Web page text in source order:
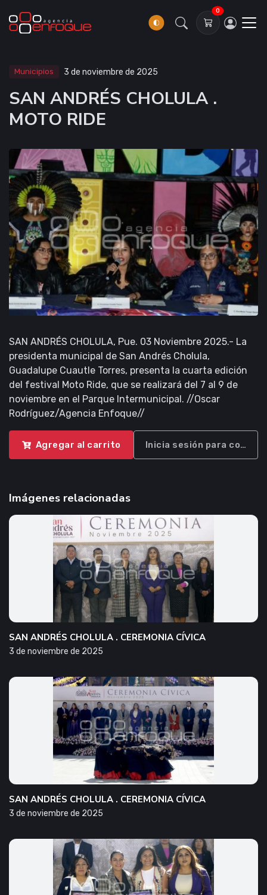
0
Municipios 3 de noviembre de 2025
SAN ANDRÉS CHOLULA .
MOTO RIDE
SAN ANDRÉS CHOLULA, Pue. 03 Noviembre 2025.- La
presidenta municipal de San Andrés Cholula,
Guadalupe Cuautle Torres, presenta la cuarta edición
del festival Moto Ride, que se realizará del 7 al 9 de
noviembre en el Parque Intermunicipal. //Oscar
Rodríguez/Agencia Enfoque//
Agregar al carrito Inicia sesión para
Imágenes relacionadas
SAN ANDRÉS CHOLULA . CEREMONIA CÍVICA
3 de noviembre de 2025
SAN ANDRÉS CHOLULA . CEREMONIA CÍVICA
3 de noviembre de 2025